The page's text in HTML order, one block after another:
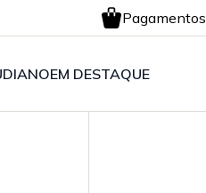
Pagamentos
EM DESTAQUE